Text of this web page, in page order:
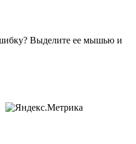
Выделите ее мышью и